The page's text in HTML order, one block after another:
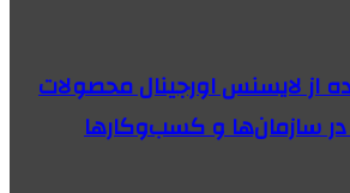
از لایسنس اورجینال محصولات
سازمان‌ها و کسب‌وکارها